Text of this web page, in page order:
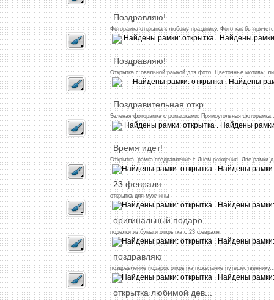
Поздравляю!
Фоторамка-открытка к любому празднику. Фото как бы прячетс
Поздравляю!
Открыткасовальной рамкой для фото. Цветочные мотивы,
Поздравительная откр...
Зеленая фоторамкас ромашками. Прямоугольная фоторамка.
Время идет!
Открытка, рамка-поздравлениес Днем рождения. Две рамки
23февраля
открытка для мужчины
оригинальный подаро...
поделки из бумаги открытка с 23февраля
поздравляю
поздравление подарок открытка пожелание путешественнику
открытка любимой дев...